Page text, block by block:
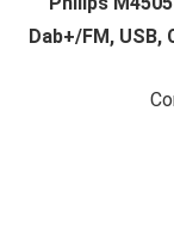
Dab+/FM, USB,